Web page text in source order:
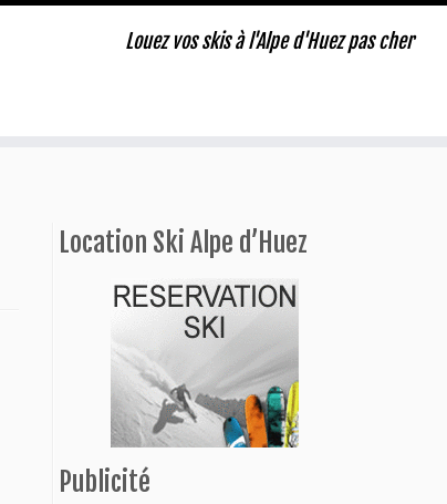
Louez vos skis à l'Alpe d'Huez pas cher
Location Ski Alpe d’Huez
Publicité